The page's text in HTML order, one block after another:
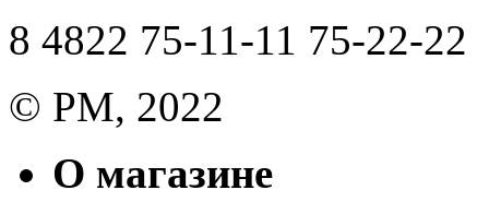
8 4822 75-11-11 75-22-22
© РМ, 2022
О магазине